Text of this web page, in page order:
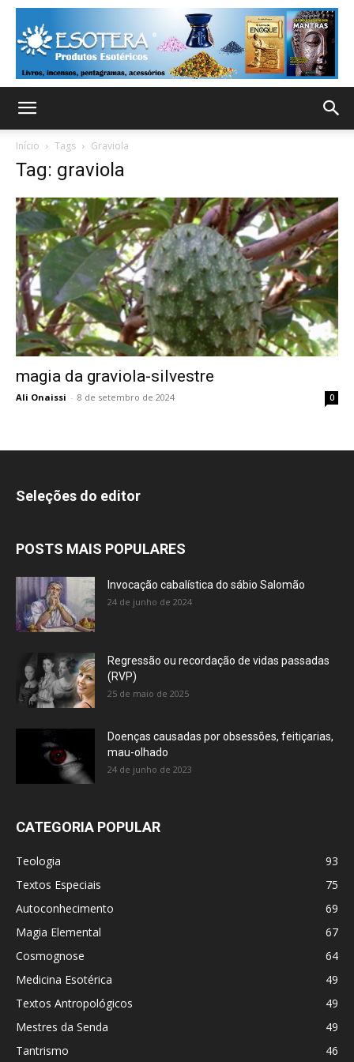
Início Tags Graviola
Tag: graviola
magia da graviola-silvestre
Ali Onaissi - 8 de setembro de 2024 0
Seleções do editor
POSTS MAIS POPULARES
Invocação cabalística do sábio Salomão
24 de junho de 2024
Regressão ou recordação de vidas passadas
(RVP)
25 de maio de 2025
Doenças causadas por obsessões, feitiçarias,
mau-olhado
24 de junho de 2023
CATEGORIA POPULAR
Teologia
93
Textos Especiais
75
Autoconhecimento
69
Magia Elemental
67
Cosmognose
64
Medicina Esotérica
49
Textos Antropológicos
49
Mestres da Senda
49
Tantrismo
46